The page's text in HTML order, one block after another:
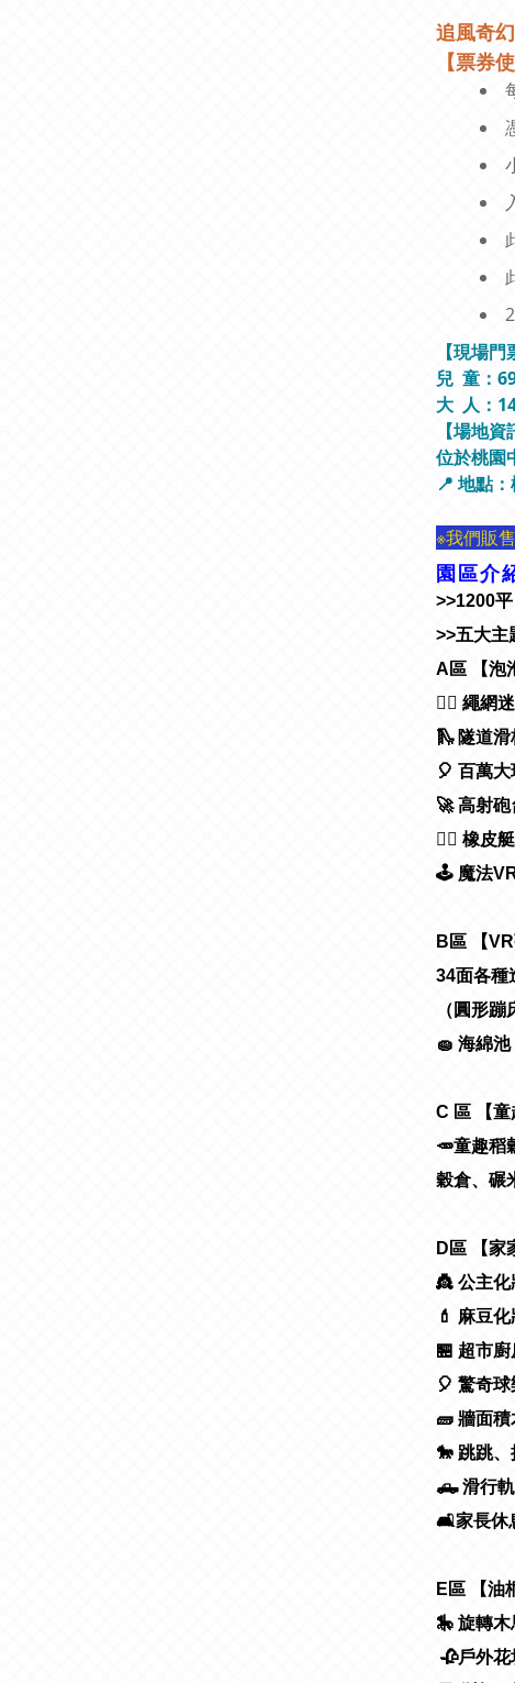
追風奇
【票券
【現場
兒 童：
大 人：
【場地資
位於桃園
📍 地點：
※我們販
園區介
>>1200
>>五大主
A區 【泡
🧗‍♂ 繩網
🛝 隧道
🎈 百萬
🚀 高射
🚣‍♀ 橡皮
🕹 魔法
B區 【VR
34面各種
（圓形
🧽 海綿
C 區 【童
🥕童趣稻
穀倉、碾
D區 【家
👸 公主
💄 麻豆
🏪 超市
🎈 驚奇球
🧱 牆面
🐎 跳跳
🛻 滑行
🛋️家長休
E區 【油
🎠 旋轉
🥀戶外花